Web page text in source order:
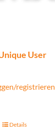
User
registrieren
Details